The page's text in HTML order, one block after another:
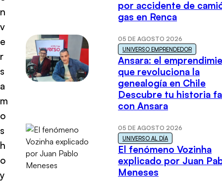
n
v
e
r
s
a
m
o
s
h
o
y
por accidente de
gas en Renca
05 DE AGOSTO 2026
UNIVERSO EMPRENDEDOR
Ansara: el
que revoluciona la
genealogía en Chile
Descubre tu historia
con Ansara
05 DE AGOSTO 2026
UNIVERSO AL DÍA
El fenómeno Vozinha
explicado por Juan
Meneses